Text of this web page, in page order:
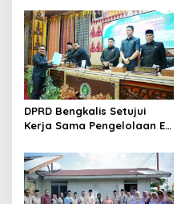
Semangat Membangun
Negeri Junjungan.
DPRD Bengkalis Setujui
Kerja Sama Pengelolaan E-
Sungai Selari.